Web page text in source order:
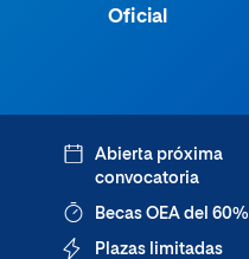
Oficial
Abierta próxima
convocatoria
Becas OEA del 60%
Plazas limitadas